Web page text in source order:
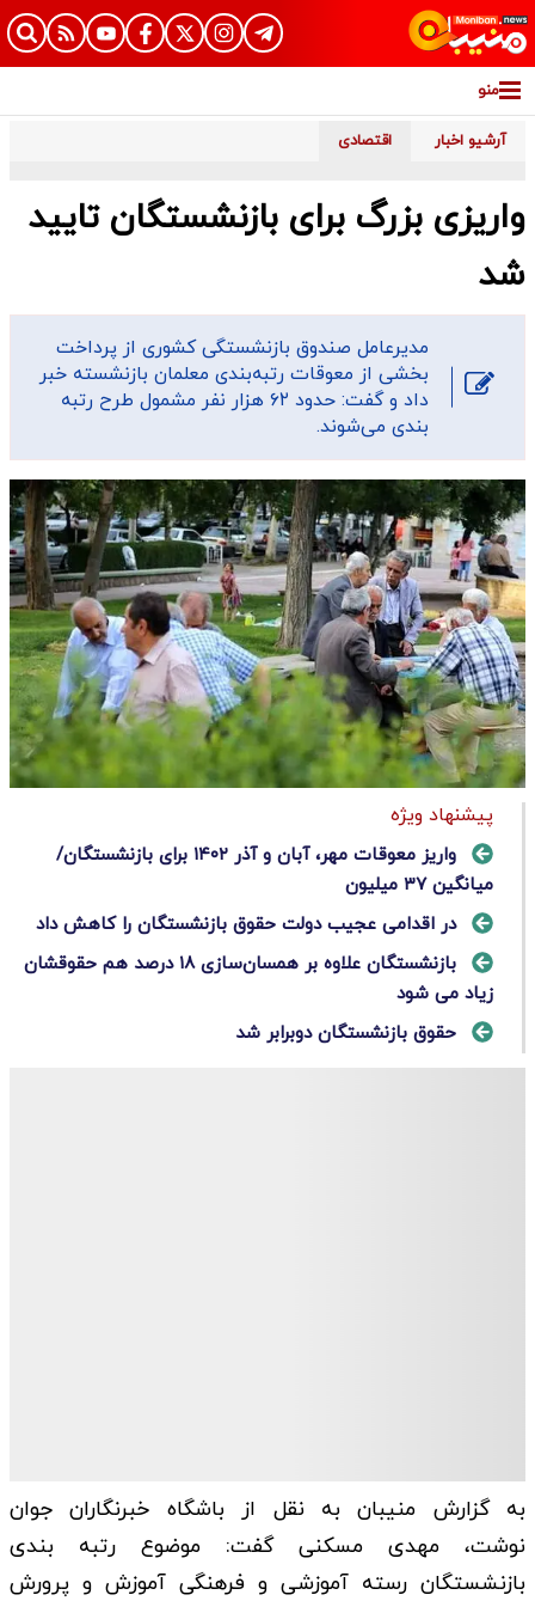
منو
آرشیو اخبار اقتصادی
واریزی بزرگ برای بازنشستگان تایید
شد
مدیرعامل صندوق بازنشستگی کشوری از پرداخت
بخشی از معوقات رتبه‌بندی معلمان بازنشسته خبر
داد و گفت: حدود ۶۲ هزار نفر مشمول طرح رتبه
بندی می‌شوند.
پیشنهاد ویژه
واریز معوقات مهر، آبان و آذر ۱۴۰۲ برای بازنشستگان/
میانگین ۳۷ میلیون
در اقدامی عجیب دولت حقوق بازنشستگان را کاهش داد
بازنشستگان علاوه بر همسان‌سازی ۱۸ درصد هم حقوقشان
زیاد می شود
حقوق بازنشستگان دوبرابر شد
به گزارش منیبان به نقل از باشگاه خبرنگاران جوان
نوشت، مهدی مسکنی گفت: موضوع رتبه بندی
بازنشستگان رسته آموزشی و فرهنگی آموزش و پرورش